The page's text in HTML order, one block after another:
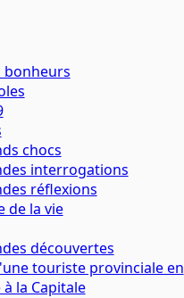
bonheurs
chocs
interrogations
réflexions
de la vie
découvertes
touriste provinciale en
la Capitale